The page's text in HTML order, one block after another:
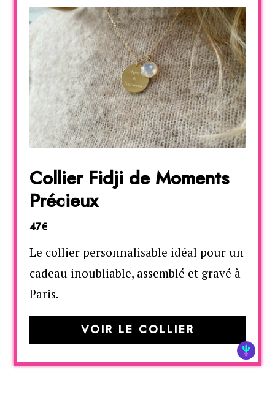
Collier Fidji de Moments
Précieux
47€
Le collier personnalisable idéal pour un
cadeau inoubliable, assemblé et gravé à
Paris.
VOIR LE COLLIER